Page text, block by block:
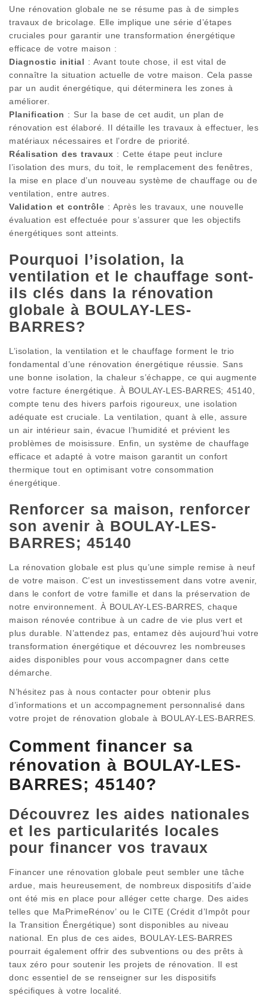
Une rénovation globale ne se résume pas à de simples
travaux de bricolage. Elle implique une série d’étapes
cruciales pour garantir une transformation énergétique
efficace de votre maison :
Diagnostic initial : Avant toute chose, il est vital de
connaître la situation actuelle de votre maison. Cela passe
par un audit énergétique, qui déterminera les zones à
améliorer.
Planification : Sur la base de cet audit, un plan de
rénovation est élaboré. Il détaille les travaux à effectuer, les
matériaux nécessaires et l’ordre de priorité.
Réalisation des travaux : Cette étape peut inclure
l’isolation des murs, du toit, le remplacement des fenêtres,
la mise en place d’un nouveau système de chauffage ou de
ventilation, entre autres.
Validation et contrôle : Après les travaux, une nouvelle
évaluation est effectuée pour s’assurer que les objectifs
énergétiques sont atteints.
Pourquoi l’isolation, la
ventilation et le chauffage sont-
ils clés dans la rénovation
globale à BOULAY-LES-
BARRES?
L’isolation, la ventilation et le chauffage forment le trio
fondamental d’une rénovation énergétique réussie. Sans
une bonne isolation, la chaleur s’échappe, ce qui augmente
votre facture énergétique. À BOULAY-LES-BARRES; 45140,
compte tenu des hivers parfois rigoureux, une isolation
adéquate est cruciale. La ventilation, quant à elle, assure
un air intérieur sain, évacue l’humidité et prévient les
problèmes de moisissure. Enfin, un système de chauffage
efficace et adapté à votre maison garantit un confort
thermique tout en optimisant votre consommation
énergétique.
Renforcer sa maison, renforcer
son avenir à BOULAY-LES-
BARRES; 45140
La rénovation globale est plus qu’une simple remise à neuf
de votre maison. C’est un investissement dans votre avenir,
dans le confort de votre famille et dans la préservation de
notre environnement. À BOULAY-LES-BARRES, chaque
maison rénovée contribue à un cadre de vie plus vert et
plus durable. N’attendez pas, entamez dès aujourd’hui votre
transformation énergétique et découvrez les nombreuses
aides disponibles pour vous accompagner dans cette
démarche.
N’hésitez pas à nous contacter pour obtenir plus
d’informations et un accompagnement personnalisé dans
votre projet de rénovation globale à BOULAY-LES-BARRES.
Comment financer sa
rénovation à BOULAY-LES-
BARRES; 45140?
Découvrez les aides nationales
et les particularités locales
pour financer vos travaux
Financer une rénovation globale peut sembler une tâche
ardue, mais heureusement, de nombreux dispositifs d’aide
ont été mis en place pour alléger cette charge. Des aides
telles que MaPrimeRénov’ ou le CITE (Crédit d’Impôt pour
la Transition Énergétique) sont disponibles au niveau
national. En plus de ces aides, BOULAY-LES-BARRES
pourrait également offrir des subventions ou des prêts à
taux zéro pour soutenir les projets de rénovation. Il est
donc essentiel de se renseigner sur les dispositifs
spécifiques à votre localité.